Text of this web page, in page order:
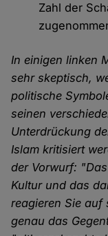
Zahl der
In einigen linken
sehr skeptisch,
politische
seinen
Unterdrückung
Islam kritisiert
der Vorwurf:
Kultur und das
reagieren Sie auf
genau das